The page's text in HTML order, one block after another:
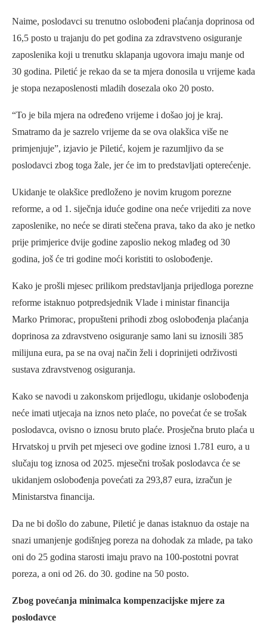
Naime, poslodavci su trenutno oslobođeni plaćanja doprinosa od
16,5 posto u trajanju do pet godina za zdravstveno osiguranje
zaposlenika koji u trenutku sklapanja ugovora imaju manje od
30 godina. Piletić je rekao da se ta mjera donosila u vrijeme kada
je stopa nezaposlenosti mladih dosezala oko 20 posto.
“To je bila mjera na određeno vrijeme i došao joj je kraj.
Smatramo da je sazrelo vrijeme da se ova olakšica više ne
primjenjuje”, izjavio je Piletić, kojem je razumljivo da se
poslodavci zbog toga žale, jer će im to predstavljati opterećenje.
Ukidanje te olakšice predloženo je novim krugom porezne
reforme, a od 1. siječnja iduće godine ona neće vrijediti za nove
zaposlenike, no neće se dirati stečena prava, tako da ako je netko
prije primjerice dvije godine zaposlio nekog mlađeg od 30
godina, još će tri godine moći koristiti to oslobođenje.
Kako je prošli mjesec prilikom predstavljanja prijedloga porezne
reforme istaknuo potpredsjednik Vlade i ministar financija
Marko Primorac, propušteni prihodi zbog oslobođenja plaćanja
doprinosa za zdravstveno osiguranje samo lani su iznosili 385
milijuna eura, pa se na ovaj način želi i doprinijeti održivosti
sustava zdravstvenog osiguranja.
Kako se navodi u zakonskom prijedlogu, ukidanje oslobođenja
neće imati utjecaja na iznos neto plaće, no povećat će se trošak
poslodavca, ovisno o iznosu bruto plaće. Prosječna bruto plaća u
Hrvatskoj u prvih pet mjeseci ove godine iznosi 1.781 euro, a u
slučaju tog iznosa od 2025. mjesečni trošak poslodavca će se
ukidanjem oslobođenja povećati za 293,87 eura, izračun je
Ministarstva financija.
Da ne bi došlo do zabune, Piletić je danas istaknuo da ostaje na
snazi umanjenje godišnjeg poreza na dohodak za mlade, pa tako
oni do 25 godina starosti imaju pravo na 100-postotni povrat
poreza, a oni od 26. do 30. godine na 50 posto.
Zbog povećanja minimalca kompenzacijske mjere za
poslodavce